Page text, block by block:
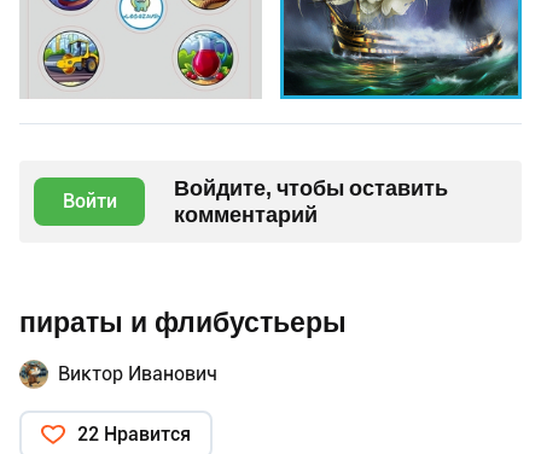
Войти
Войдите, чтобы оставить
комментарий
пираты и флибустьеры
Виктор Иванович
22 Нравится